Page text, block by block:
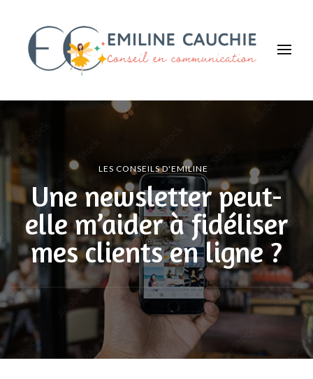
Emiline CAUCHIE
Faites savoir que vous existez !
LES CONSEILS D'EMILINE
Une newsletter peut-
elle m’aider à fidéliser
mes clients en ligne ?